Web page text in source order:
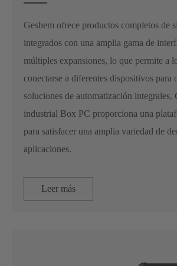
Geshem ofrece productos completos de
integrados con una amplia gama de
múltiples expansiones, lo que permite a
conectarse a diferentes dispositivos para
soluciones de automatización integrales.
industrial Box PC proporciona una
para satisfacer una amplia variedad de
aplicaciones.
Leer más